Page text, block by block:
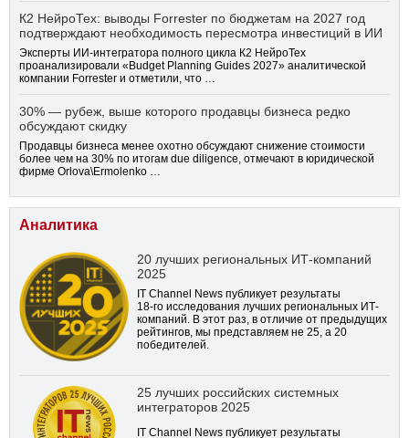
К2 НейроТех: выводы Forrester по бюджетам на 2027 год
подтверждают необходимость пересмотра инвестиций в ИИ
Эксперты ИИ-интегратора полного цикла К2 НейроТех
проанализировали «Budget Planning Guides 2027» аналитической
компании Forrester и отметили, что …
30% — рубеж, выше которого продавцы бизнеса редко
обсуждают скидку
Продавцы бизнеса менее охотно обсуждают снижение стоимости
более чем на 30% по итогам due diligence, отмечают в юридической
фирме Orlova\Ermolenko …
Аналитика
20 лучших региональных ИТ-компаний
2025
IT Channel News публикует результаты
18-го исследования лучших региональных ИТ-
компаний. В этот раз, в отличие от предыдущих
рейтингов, мы представляем не 25, а 20
победителей.
25 лучших российских системных
интеграторов 2025
IT Channel News публикует результаты